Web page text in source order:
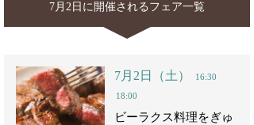
7月2日に開催されるフェア一覧
7月2日（土）
16:30
18:00
ビーラクス料理をぎゅ